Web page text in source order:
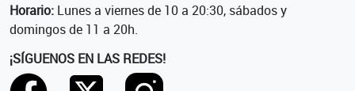
Horario: Lunes a viernes de 10 a 20:30, sábados y
domingos de 11 a 20h.
¡SÍGUENOS EN LAS REDES!